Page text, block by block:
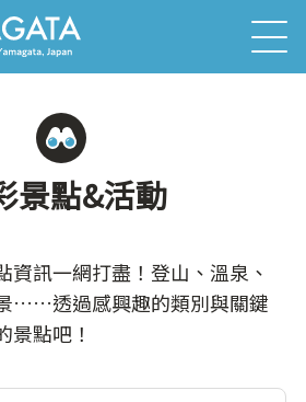
景點&活動
資訊一網打盡！登山、溫泉、
……透過感興趣的類別與關鍵
景點吧！